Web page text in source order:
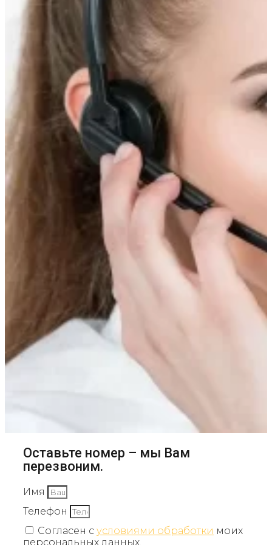
Оставьте номер – мы Вам
перезвоним.
Имя
Телефон
Согласен с условиями обработки моих
персональных данных.